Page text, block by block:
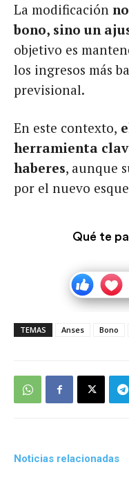
La modificación
bono, sino un
objetivo es
los ingresos más
previsional.
En este contexto,
herramienta
haberes, aunque
por el nuevo
Qué te
TEMAS Anses Bono
Noticias relacionadas